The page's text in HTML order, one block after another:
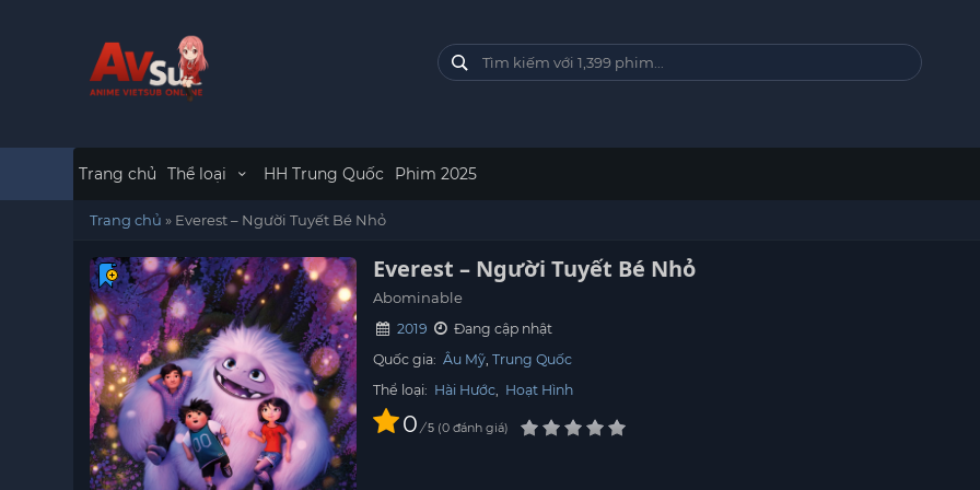
Trang chủ Thể loại HH Trung Quốc Phim 2025
Trang chủ » Everest – Người Tuyết Bé Nhỏ
Everest – Người Tuyết Bé Nhỏ
Abominable
2019
Đang cập nhật
Quốc gia: Âu Mỹ Trung Quốc
Thể loại: Hài Hước, Hoạt Hình
0 / 5 0 đánh giá